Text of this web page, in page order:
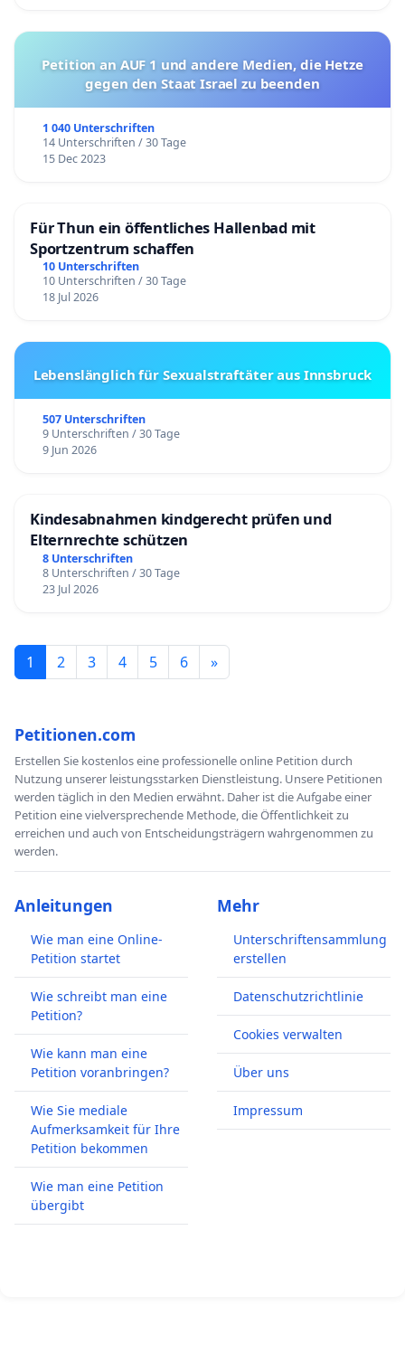
Petition an AUF 1 und andere Medien, die Hetze
gegen den Staat Israel zu beenden
1 040 Unterschriften
14 Unterschriften / 30 Tage
15 Dec 2023
Für Thun ein öffentliches Hallenbad mit
Sportzentrum schaffen
10 Unterschriften
10 Unterschriften / 30 Tage
18 Jul 2026
Lebenslänglich für Sexualstraftäter aus Innsbruck
507 Unterschriften
9 Unterschriften / 30 Tage
9 Jun 2026
Kindesabnahmen kindgerecht prüfen und
Elternrechte schützen
8 Unterschriften
8 Unterschriften / 30 Tage
23 Jul 2026
1 2 3 4 5 6 »
Petitionen.com
Erstellen Sie kostenlos eine professionelle online Petition durch
Nutzung unserer leistungsstarken Dienstleistung. Unsere Petitionen
werden täglich in den Medien erwähnt. Daher ist die Aufgabe einer
Petition eine vielversprechende Methode, die Öffentlichkeit zu
erreichen und auch von Entscheidungsträgern wahrgenommen zu
werden.
Anleitungen
Wie man eine Online-
Petition startet
Wie schreibt man eine
Petition?
Wie kann man eine
Petition voranbringen?
Wie Sie mediale
Aufmerksamkeit für Ihre
Petition bekommen
Wie man eine Petition
übergibt
Mehr
Unterschriftensammlung
erstellen
Datenschutzrichtlinie
Cookies verwalten
Über uns
Impressum